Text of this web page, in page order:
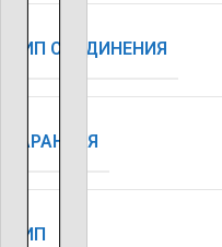
ТИП СОЕДИНЕНИЯ
ГАРАНТИЯ
ТИП